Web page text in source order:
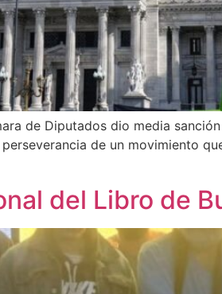
de Diputados dio media
de un movimiento
del Libro de